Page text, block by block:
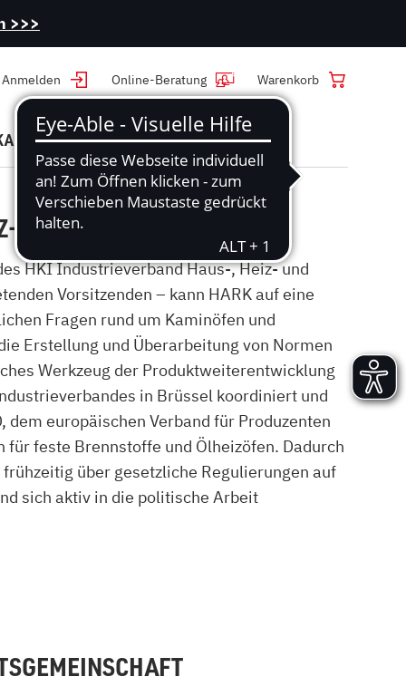
>>>
Anmelden Online-Beratung Warenkorb
Kaminöfen mit Katalysator
Kleine Kaminöfen
Wasserführende Kamine
Marmorkamine
Ethanol-Kamine
Kaminbestecke
Anzünder & Brennstoffe
Staubabscheider
KAMINWISSEN
Pflegen
Kaminofen reinigen
Ofenrohr reinigen
Kamin-Asche entsorgen
ECOplus-Filter reinigen
Speckstein reparieren
Kamintür Instandsetzung
FAQ
Beratung und Kauf
Versand und Lieferung
Aufbau und Abnahme
Nutzung und Wartung
KÜCHENTECHNIK
HKI Industrieverband Haus-, Heiz- und
Vorsitzenden – kann HARK auf eine
Fragen rund um Kaminöfen und
Erstellung und Überarbeitung von Normen
Werkzeug der Produktweiterentwicklung
in Brüssel koordiniert und
europäischen Verband für Produzenten
feste Brennstoffe und Ölheizöfen. Dadurch
über gesetzliche Regulierungen auf
sich aktiv in die politische Arbeit